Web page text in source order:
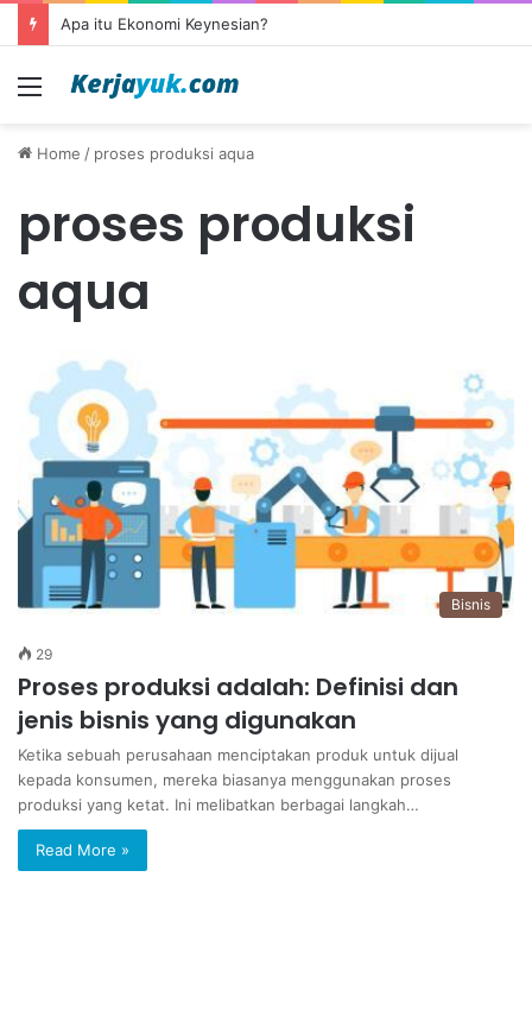
Apa itu Ekonomi Keynesian?
Menu
Home / proses produksi aqua
proses produksi
aqua
Bisnis
29
Proses produksi adalah: Definisi dan
jenis bisnis yang digunakan
Ketika sebuah perusahaan menciptakan produk untuk dijual
kepada konsumen, mereka biasanya menggunakan proses
produksi yang ketat. Ini melibatkan berbagai langkah…
Read More »